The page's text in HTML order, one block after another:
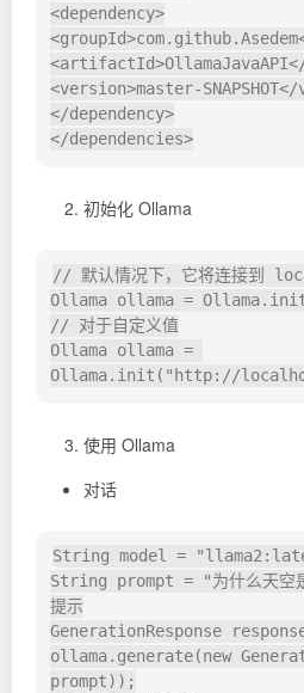
<dependency>
<version>master-
</dependency>
初始化 Ollama
// 默认情况下，它将连接到
Ollama ollama =
// 对于自定义值
Ollama ollama =
使用 Ollama
对话
String model =
String prompt = "为什么天
提示
GenerationResponse
ollama.generate(new
prompt));